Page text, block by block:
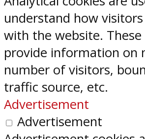
understand how
with the website. These
provide information on
number of visitors,
traffic source, etc.
Advertisement
Advertisement